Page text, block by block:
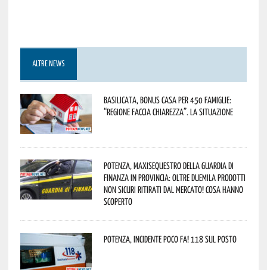
ALTRE NEWS
Basilicata, Bonus casa per 450 famiglie:
“Regione faccia chiarezza”. La situazione
Potenza, maxisequestro della Guardia di
Finanza in provincia: oltre duemila prodotti
non sicuri ritirati dal mercato! Cosa hanno
scoperto
Potenza, incidente poco fa! 118 sul posto